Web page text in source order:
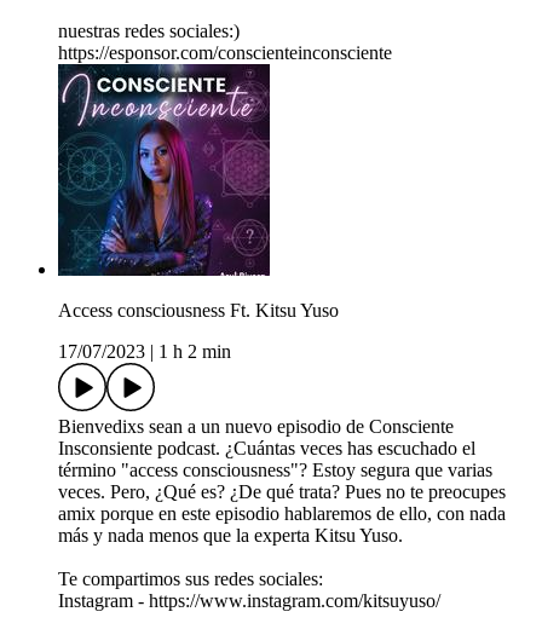
nuestras redes sociales:)
https://esponsor.com/conscienteinconsciente
Access consciousness Ft. Kitsu Yuso
17/07/2023
1 h 2 min
Bienvedixs sean a un nuevo episodio de Consciente
Insconsiente podcast. ¿Cuántas veces has escuchado el
término "access consciousness"? Estoy segura que varias
veces. Pero, ¿Qué es? ¿De qué trata? Pues no te preocupes
amix porque en este episodio hablaremos de ello, con nada
más y nada menos que la experta Kitsu Yuso.
Te compartimos sus redes sociales:
Instagram - https://www.instagram.com/kitsuyuso/